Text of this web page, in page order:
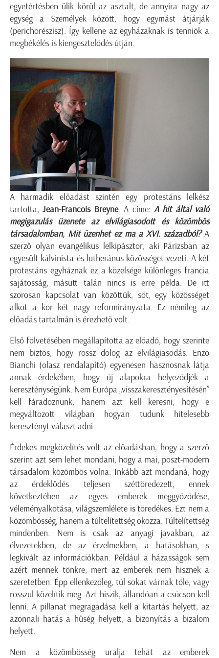
egyetértésben ülik körül az asztalt, de annyira nagy az
egység a Személyek között, hogy egymást átjárják
(perichorészisz). Így kellene az egyházaknak is tenniök a
megbékélés is kiengesztelődés útján.
A harmadik előadást szintén egy protestáns lelkész
tartotta,Jean-Francois Breyne. A címe: A hit által való
megigazulás üzenete az elvilágiasodott és közömbös
társadalomban, Mit üzenhet ez ma a XVI. századból?A
szerző olyan evangélikus lelkipásztor, aki Párizsban az
egyesült kálvinista és lutheránus közösséget vezeti. A két
protestáns egyháznak ez a közelsége különleges francia
sajátosság, másutt talán nincs is erre példa. De itt
szorosan kapcsolat van közöttük, sőt, egy közösséget
alkot a kor két nagy reformirányzata. Ez némileg az
előadás tartalmán is érezhető volt.
Első fölvetésében megállapította az előadó, hogy szerinte
nem biztos, hogy rossz dolog az elvilágiasodás. Enzo
Bianchi (olasz rendalapító) egyenesen hasznosnak látja
annak érdekében, hogy új alapokra helyeződjék a
kereszténységünk. Nem Európa „visszakeresztényesítésén”
kell fáradoznunk, hanem azt kell keresni, hogy e
megváltozott világban hogyan tudunk hitelesebb
keresztényt választ adni.
Érdekes megközelítés volt az előadásban, hogy a szerző
szerint azt sem lehet mondani, hogy a mai, poszt-modern
társadalom közömbös volna. Inkább azt mondaná, hogy
az érdeklődés teljesen széttöredezett, ennek
következtében az egyes emberek meggyőződése,
véleményalkotása, világszemlélete is töredékes. Ezt nem a
közömbösség, hanem a túltelítettség okozza. Túltelítettség
mindenben. Nem is csak az anyagi javakban, az
élvezetekben, de az érzelmekben, a hatásokban, s
legkivált az információkban. Például a házasságok sem
azért mennek tönkre, mert az emberek nem hisznek a
szeretetben. Épp ellenkezőleg, túl sokat várnak tőle, vagy
rosszul közelítik meg. Azt hiszik, állandóan a csúcson kell
lenni. A pillanat megragadása kell a kitartás helyett, az
azonnali hatás a hűség helyett, a bizonyítás a bizalom
helyett.
Nem a közömbösség uralja tehát az emberek